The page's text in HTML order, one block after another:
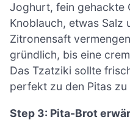
Joghurt, fein gehackte
Knoblauch, etwas Salz
Zitronensaft
gründlich, bis eine
Das Tzatziki sollte
perfekt zu den Pitas zu
Step 3: Pita-Brot